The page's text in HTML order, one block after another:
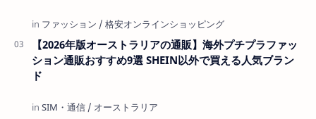
【2026年版オーストラリアの通販】海外プチプラファッ
ション通販おすすめ9選 SHEIN以外で買える人気ブラン
ド